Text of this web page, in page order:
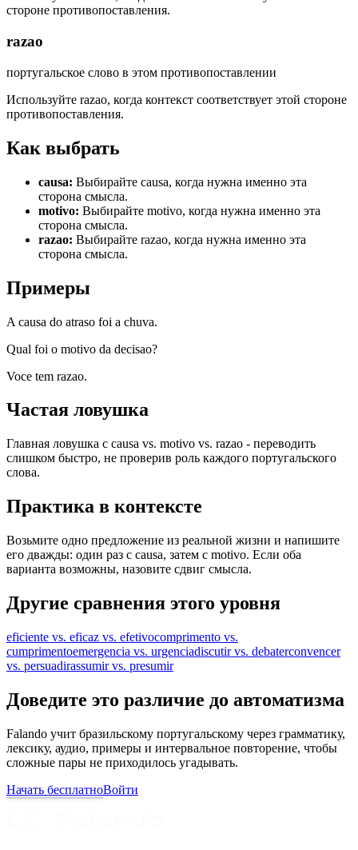
стороне противопоставления.
razao
португальское слово в этом противопоставлении
Используйте razao, когда контекст соответствует этой стороне
противопоставления.
Как выбрать
causa: Выбирайте causa, когда нужна именно эта
сторона смысла.
motivo: Выбирайте motivo, когда нужна именно эта
сторона смысла.
razao: Выбирайте razao, когда нужна именно эта
сторона смысла.
Примеры
A causa do atraso foi a chuva.
Qual foi o motivo da decisao?
Voce tem razao.
Частая ловушка
Главная ловушка с causa vs. motivo vs. razao - переводить
слишком быстро, не проверив роль каждого португальского
слова.
Практика в контексте
Возьмите одно предложение из реальной жизни и напишите
его дважды: один раз с causa, затем с motivo. Если оба
варианта возможны, назовите сдвиг смысла.
Другие сравнения этого уровня
eficiente vs. eficaz vs. efetivocomprimento vs.
cumprimentoemergencia vs. urgenciadiscutir vs. debaterconvencer
vs. persuadirassumir vs. presumir
Доведите это различие до автоматизма
Falando учит бразильскому португальскому через грамматику,
лексику, аудио, примеры и интервальное повторение, чтобы
сложные пары не приходилось угадывать.
Начать бесплатноВойти